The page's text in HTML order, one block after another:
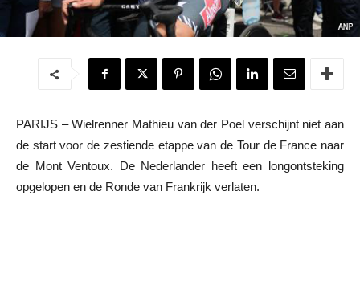
PARIJS – Wielrenner Mathieu van der Poel verschijnt niet aan
de start voor de zestiende etappe van de Tour de France naar
de Mont Ventoux. De Nederlander heeft een longontsteking
opgelopen en de Ronde van Frankrijk verlaten.